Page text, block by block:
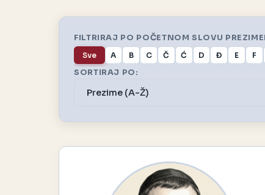
FILTRIRAJ PO POČETNOM SLOVU
Sve A B C Č Ć D Đ E F
SORTIRAJ PO: